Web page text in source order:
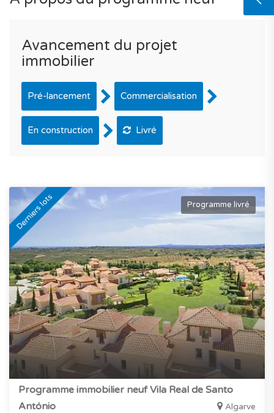
Avancement du projet
immobilier
Pré-lancement Commercialisation
En construction Livré
Derniers lots Programme livré
Programme immobilier neuf Vila Real de Santo
António
Algarve